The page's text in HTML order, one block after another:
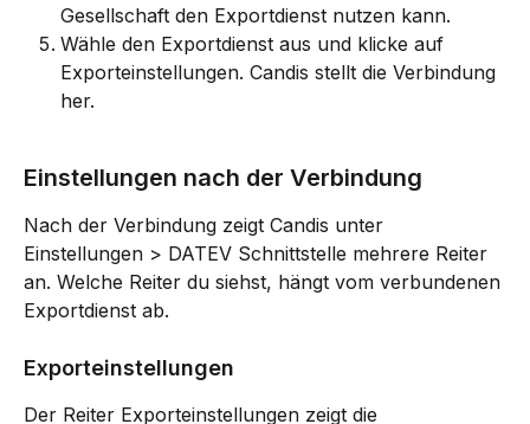
Gesellschaft den Exportdienst nutzen kann.
Wähle den Exportdienst aus und klicke auf
Exporteinstellungen. Candis stellt die Verbindung
her.
Einstellungen nach der Verbindung
Nach der Verbindung zeigt Candis unter
Einstellungen > DATEV Schnittstelle mehrere Reiter
an. Welche Reiter du siehst, hängt vom verbundenen
Exportdienst ab.
Exporteinstellungen
Der Reiter Exporteinstellungen zeigt die